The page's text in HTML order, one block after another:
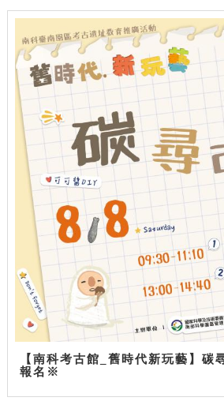
【南科考古館_舊時代新玩藝】
報名※